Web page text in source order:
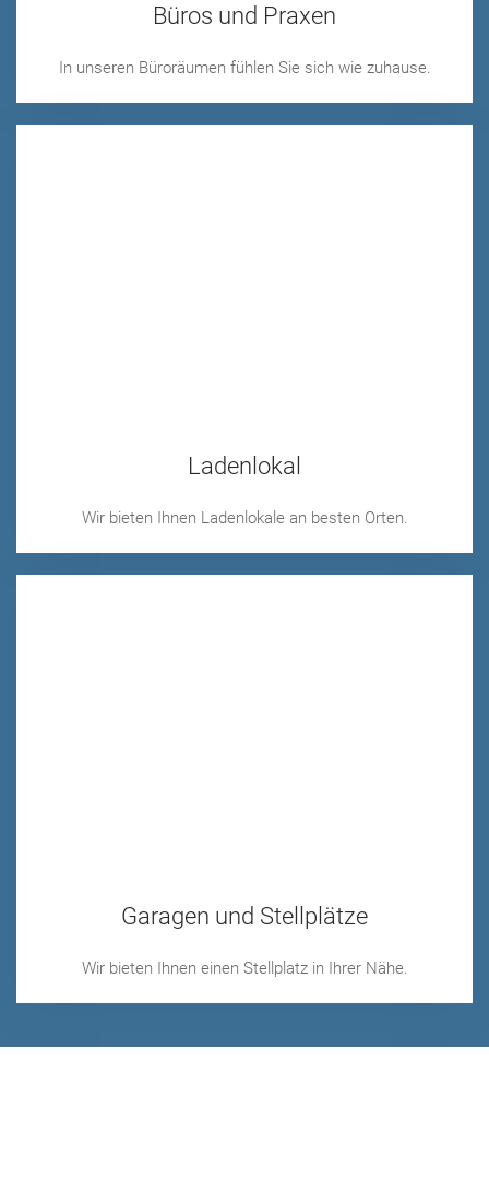
Büros und Praxen
In unseren Büroräumen fühlen Sie sich wie zuhause.
Ladenlokal
Wir bieten Ihnen Ladenlokale an besten Orten.
Garagen und Stellplätze
Wir bieten Ihnen einen Stellplatz in Ihrer Nähe.